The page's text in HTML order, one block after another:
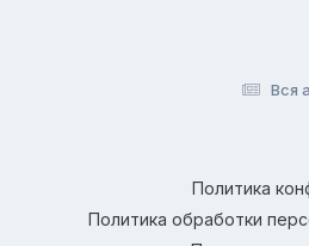
Вся
Политика
Политика обработки